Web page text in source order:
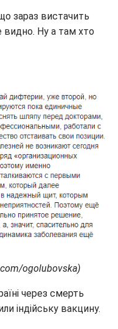
зараз вистачить
видно. Ну а там хто
ogolubovska)
через смерть
індійську вакцину.